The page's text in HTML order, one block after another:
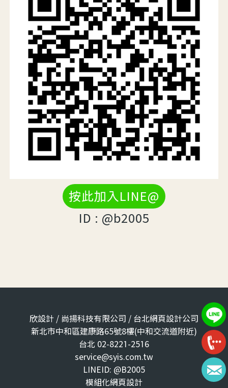
按此加入LINE@
ID : @b2005
欣設計 / 尚揚科技有限公司 / 台北網頁設計公司
新北市中和區建康路65號8樓(中和交流道附近)
台北 02-8221-2516
service@syis.com.tw
LINEID: @B2005
模組化網頁設計